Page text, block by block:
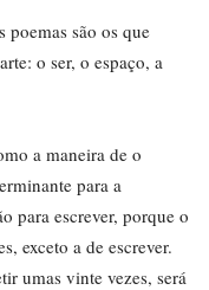
poemas são os que
o ser, o espaço, a
a maneira de o
para a
para escrever, porque o
exceto a de escrever.
umas vinte vezes, será